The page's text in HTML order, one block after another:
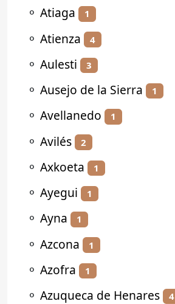
⚬ Atiaga 1
⚬ Atienza 4
⚬ Aulesti 3
⚬ Ausejo de la Sierra 1
⚬ Avellanedo 1
⚬ Avilés 2
⚬ Axkoeta 1
⚬ Ayegui 1
⚬ Ayna 1
⚬ Azcona 1
⚬ Azofra 1
⚬ Azuqueca de Henares 4